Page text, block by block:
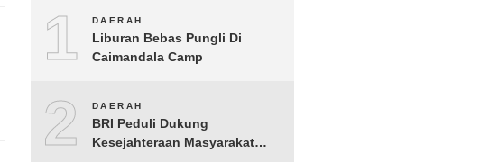
1 DAERAH
Liburan Bebas Pungli Di
Caimandala Camp
2 DAERAH
BRI Peduli Dukung
Kesejahteraan Masyarakat